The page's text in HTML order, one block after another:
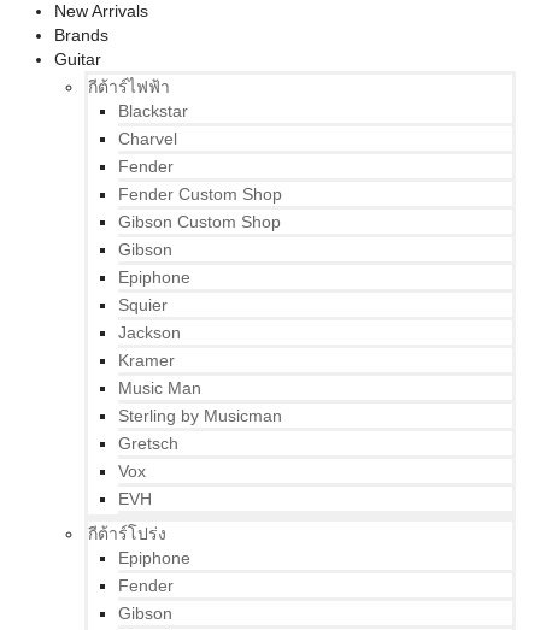
New Arrivals
Brands
Guitar
กีต้าร์ไฟฟ้า
Blackstar
Charvel
Fender
Fender Custom Shop
Gibson Custom Shop
Gibson
Epiphone
Squier
Jackson
Kramer
Music Man
Sterling by Musicman
Gretsch
Vox
EVH
กีต้าร์โปร่ง
Epiphone
Fender
Gibson